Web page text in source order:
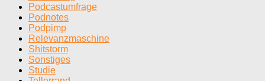
Podcastumfrage
Podnotes
Podpimp
Relevanzmaschine
Shitstorm
Sonstiges
Studie